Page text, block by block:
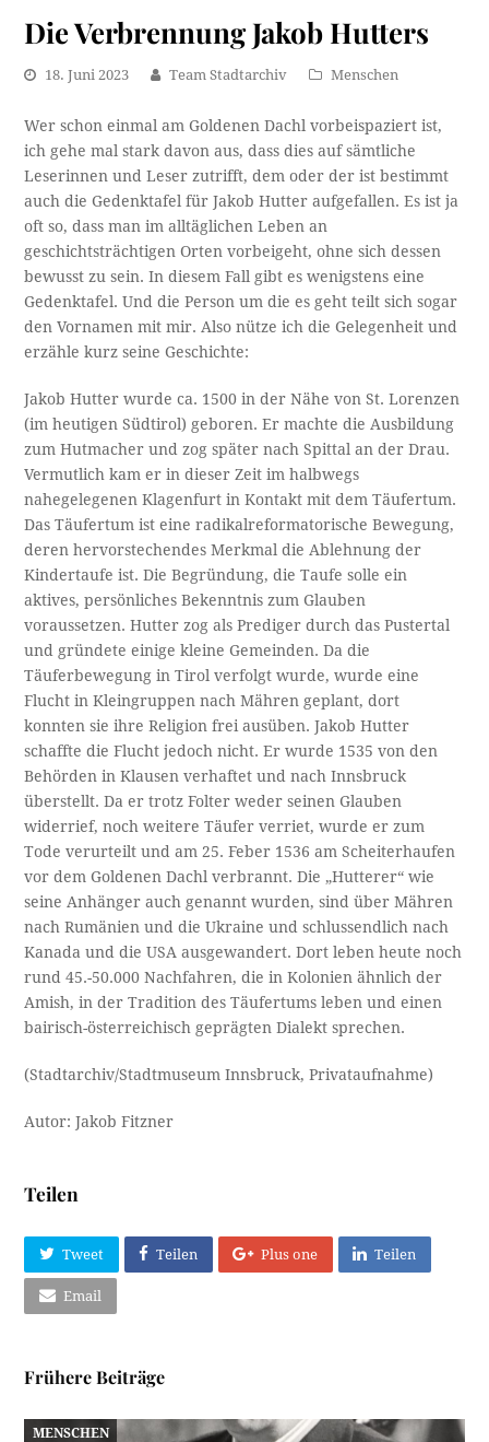
Die Verbrennung Jakob Hutters
18. Juni 2023 Team Stadtarchiv Menschen
Wer schon einmal am Goldenen Dachl vorbeispaziert ist,
ich gehe mal stark davon aus, dass dies auf sämtliche
Leserinnen und Leser zutrifft, dem oder der ist bestimmt
auch die Gedenktafel für Jakob Hutter aufgefallen. Es ist ja
oft so, dass man im alltäglichen Leben an
geschichtsträchtigen Orten vorbeigeht, ohne sich dessen
bewusst zu sein. In diesem Fall gibt es wenigstens eine
Gedenktafel. Und die Person um die es geht teilt sich sogar
den Vornamen mit mir. Also nütze ich die Gelegenheit und
erzähle kurz seine Geschichte:
Jakob Hutter wurde ca. 1500 in der Nähe von St. Lorenzen
(im heutigen Südtirol) geboren. Er machte die Ausbildung
zum Hutmacher und zog später nach Spittal an der Drau.
Vermutlich kam er in dieser Zeit im halbwegs
nahegelegenen Klagenfurt in Kontakt mit dem Täufertum.
Das Täufertum ist eine radikalreformatorische Bewegung,
deren hervorstechendes Merkmal die Ablehnung der
Kindertaufe ist. Die Begründung, die Taufe solle ein
aktives, persönliches Bekenntnis zum Glauben
voraussetzen. Hutter zog als Prediger durch das Pustertal
und gründete einige kleine Gemeinden. Da die
Täuferbewegung in Tirol verfolgt wurde, wurde eine
Flucht in Kleingruppen nach Mähren geplant, dort
konnten sie ihre Religion frei ausüben. Jakob Hutter
schaffte die Flucht jedoch nicht. Er wurde 1535 von den
Behörden in Klausen verhaftet und nach Innsbruck
überstellt. Da er trotz Folter weder seinen Glauben
widerrief, noch weitere Täufer verriet, wurde er zum
Tode verurteilt und am 25. Feber 1536 am Scheiterhaufen
vor dem Goldenen Dachl verbrannt. Die „Hutterer“ wie
seine Anhänger auch genannt wurden, sind über Mähren
nach Rumänien und die Ukraine und schlussendlich nach
Kanada und die USA ausgewandert. Dort leben heute noch
rund 45.-50.000 Nachfahren, die in Kolonien ähnlich der
Amish, in der Tradition des Täufertums leben und einen
bairisch-österreichisch geprägten Dialekt sprechen.
(Stadtarchiv/Stadtmuseum Innsbruck, Privataufnahme)
Autor: Jakob Fitzner
Teilen
Tweet Teilen Plus one Teilen
Email
Frühere Beiträge
MENSCHEN